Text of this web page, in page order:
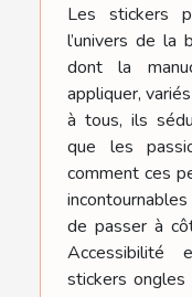
Les stickers
l’univers de la
dont la
appliquer,
à tous, ils
que les
comment ces
de passer à
Accessibilité
stickers ongles